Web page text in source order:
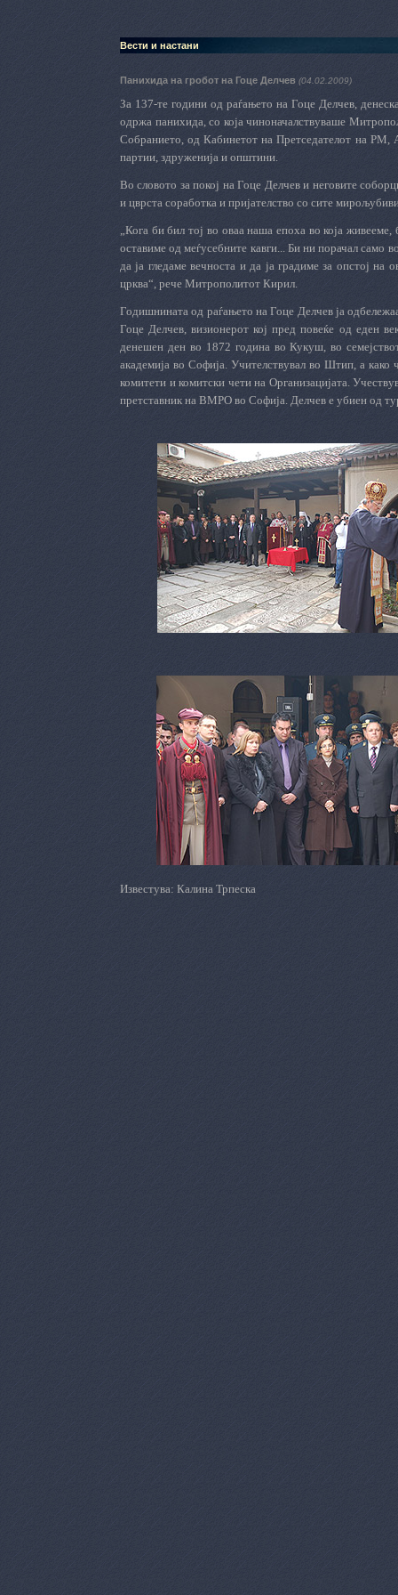
Вести и настани
Панихида на гробот на Гоце Делчев (04.02.2009)
За 137-те години од раѓањето на Гоце Делчев,
одржа панихида, со која чиноначалствуваше
Собранието, од Кабинетот на Претседателот на
партии, здруженија и општини.
Во словото за покој на Гоце Делчев и неговите
и цврста соработка и пријателство со сите
„Кога би бил тој во оваа наша епоха во која
оставиме од меѓусебните кавги... Би ни порачал само
да ја гледаме вечноста и да ја градиме за опстој
црква“, рече Митрополитот Кирил.
Годишнината од раѓањето на Гоце Делчев ја
Гоце Делчев, визионерот кој пред повеќе од еден
денешен ден во 1872 година во Кукуш, во
академија во Софија. Учителствувал во Штип, а
комитети и комитски чети на Организацијата.
претставник на ВМРО во Софија. Делчев е убиен од
Известува: Калина Трпеска